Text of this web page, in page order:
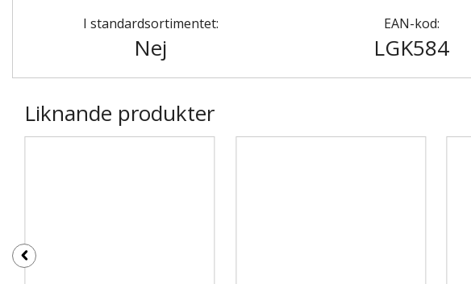
I standardsortimentet:
Nej
EAN-kod:
LGK584
Liknande produkter